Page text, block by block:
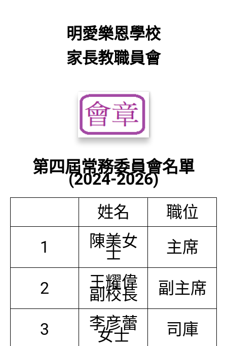
明愛樂恩學校
家長教職員會
第四屆常務委員會名單
(2024-2026)
姓名
職位
1
陳美女
士 主席
2 王耀偉
副校長 副主席
3 李彦蕾
女士 司庫